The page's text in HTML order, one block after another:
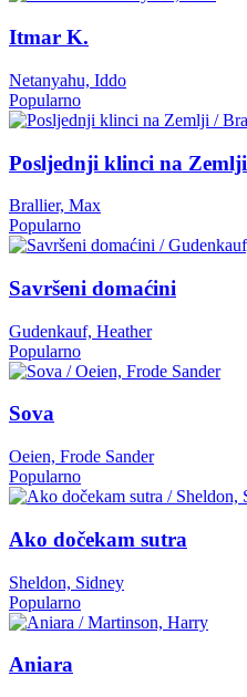
Itmar K.
Netanyahu, Iddo
Popularno
Posljednji klinci na Zemlji
Brallier, Max
Popularno
Savršeni domaćini
Gudenkauf, Heather
Popularno
Sova
Oeien, Frode Sander
Popularno
Ako dočekam sutra
Sheldon, Sidney
Popularno
Aniara